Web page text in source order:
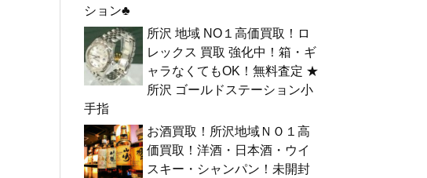
ション♣
所沢 地域 NO１高価買取！ロ
レックス 買取 強化中！箱・ギ
ャラなくてもOK！無料査定 ★
所沢 ゴールドステーション小
手指
お酒買取！所沢地域ＮＯ１高
価買取！洋酒・日本酒・ウイ
スキー・シャンパン！未開封